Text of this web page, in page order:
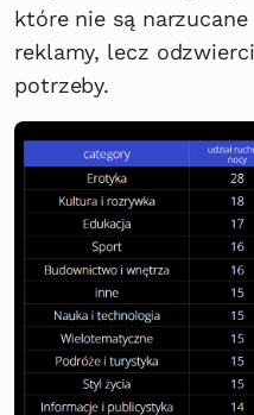
które nie są
reklamy, lecz
potrzeby.